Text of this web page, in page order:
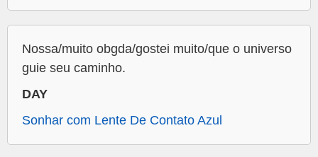
Nossa/muito obgda/gostei muito/que o universo
guie seu caminho.
DAY
Sonhar com Lente De Contato Azul